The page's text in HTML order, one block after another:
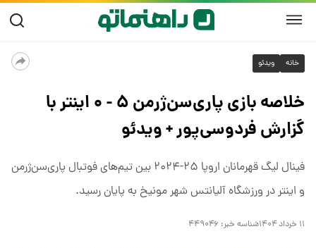
خانه ویدئو
خلاصه بازی پاری‌سن‌ژرمن ۵ - ۰ اینتر با
گزارش فردوسی‌پور + ویدئو
فینال لیگ قهرمانان اروپا ۲۵-۲۰۲۴ بین تیم‌های فوتبال پاری‌سن‌ژرمن
و اینتر در ورزشگاه آلیانتس شهر مونیخ به پایان رسید.
۱۱ خرداد ۱۴۰۴ شناسه خبر: ۴۴۹۰۴۶